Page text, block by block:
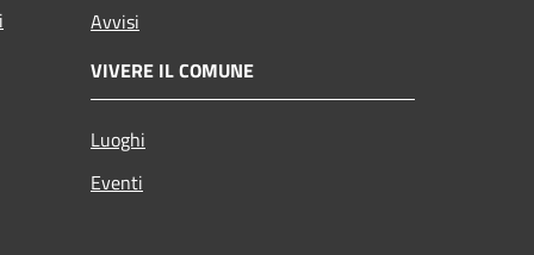
Avvisi
VIVERE IL COMUNE
Luoghi
Eventi